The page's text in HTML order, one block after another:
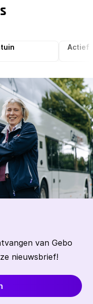
Actief
van Gebo
nieuwsbrief!